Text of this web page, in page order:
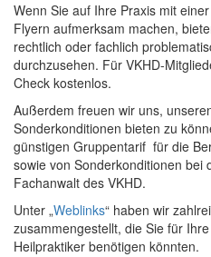
Wenn Sie auf Ihre Praxis mit
Flyern aufmerksam machen,
rechtlich oder fachlich
durchzusehen. Für VKHD-
Check kostenlos.
Außerdem freuen wir uns,
Sonderkonditionen bieten zu
günstigen Gruppentarif für die
sowie von Sonderkonditionen bei
Fachanwalt des VKHD.
Unter „Weblinks“ haben wir
zusammengestellt, die Sie für
Heilpraktiker benötigen könnten.